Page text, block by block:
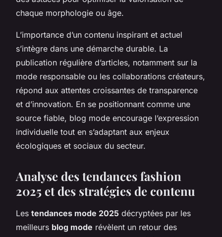
chaque morphologie ou âge.
L’importance d’un contenu inspirant et actuel
s’intègre dans une démarche durable. La
publication régulière d’articles, notamment sur la
mode responsable ou les collaborations créateurs,
répond aux attentes croissantes de transparence
et d’innovation. En se positionnant comme une
source fiable, blog mode encourage l’expression
individuelle tout en s’adaptant aux enjeux
écologiques et sociaux du secteur.
Analyse des tendances fashion
2025 et des stratégies de contenu
Les tendances mode 2025 décryptées par les
meilleurs blog mode révèlent un retour des